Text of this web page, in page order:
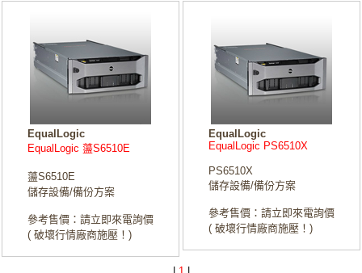
EqualLogic
EqualLogic 蘯S6510E
蘯S6510E
儲存設備/備份方案
參考售價：請立即來電詢價
( 破壞行情廠商施壓！)
EqualLogic
EqualLogic PS6510X
PS6510X
儲存設備/備份方案
參考售價：請立即來電詢價
( 破壞行情廠商施壓！)